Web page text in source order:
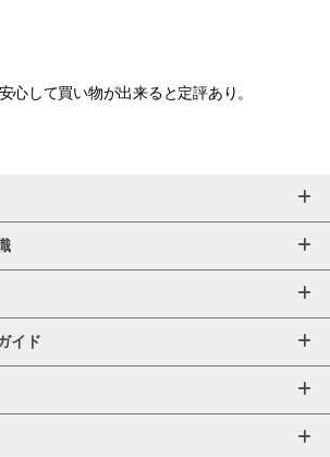
心して買い物が出来ると定評あり。
イド